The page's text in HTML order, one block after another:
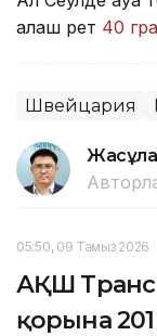
алғаш рет 40
Швейцария
05:50, 09 Тамыз 2026
АҚШ
қорына